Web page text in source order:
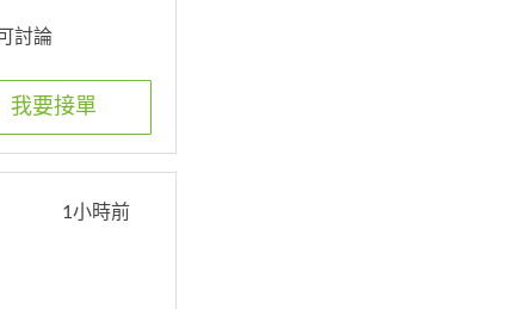
討論
我要接單
1小時前